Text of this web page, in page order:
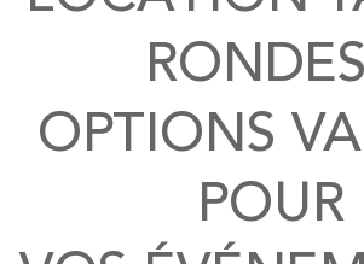
OPTIONS
POUR